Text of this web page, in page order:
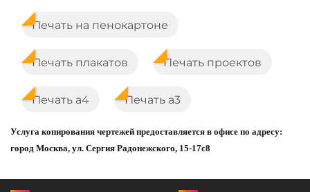
Печать на пенокартоне
Печать плакатов Печать проектов
Печать а4 Печать а3
Услуга копирования чертежей предоставляется в офисе по адресу:
город Москва, ул. Сергия Радонежского, 15-17с8